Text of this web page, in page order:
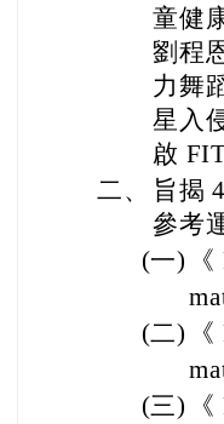
童健
劉程
力舞
星入
啟
二、
旨揭
參考
(一)
(二)
(三)